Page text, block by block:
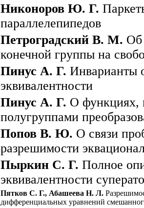
Никоноров Ю. Г.
параллелепипедов
Петроградский В. М. Об
конечной группы на
Пинус А. Г. Инварианты
эквивалентности
Пинус А. Г. О функциях,
полугруппами
Попов В. Ю. О связи
разрешимости
Пыркин С. Г. Полное
эквивалентности
Пятков С. Г., Абашеева Н. Л.
дифференциальных уравнений